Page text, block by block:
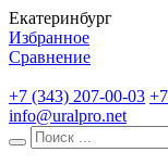
Екатеринбург
Избранное
Сравнение
+7 (343) 207-00-03
info@uralpro.net